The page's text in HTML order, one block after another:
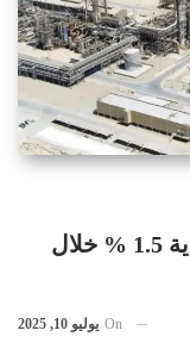
ارتفاع الإنتاج الصناعي في السعودية 1.5 % خلال
On يوليو 10, 2025